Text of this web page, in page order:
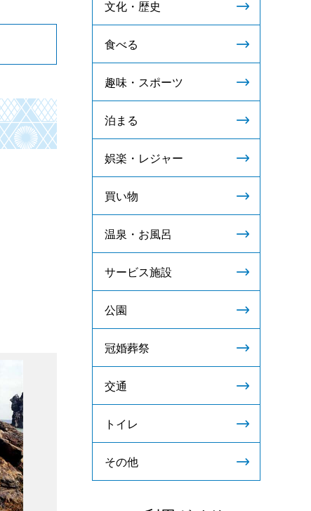
文化・歴史
食べる
趣味・スポーツ
泊まる
娯楽・レジャー
買い物
温泉・お風呂
サービス施設
公園
冠婚葬祭
交通
トイレ
その他